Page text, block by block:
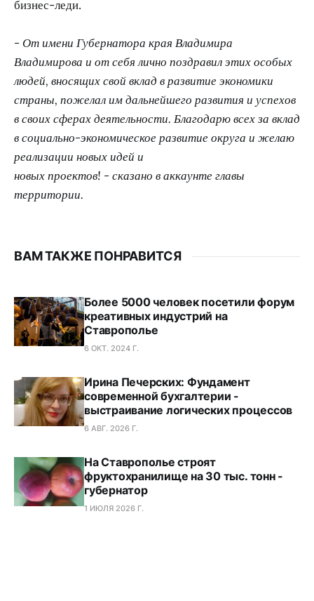
бизнес-леди.
- От имени Губернатора края Владимира
Владимирова и от себя лично поздравил этих особых
людей, вносящих свой вклад в развитие экономики
страны, пожелал им дальнейшего развития и успехов
в своих сферах деятельности. Благодарю всех за вклад
в социально-экономическое развитие округа и желаю
реализации новых идей и
новых проектов! - сказано в аккаунте главы
территории.
ВАМ ТАКЖЕ ПОНРАВИТСЯ
Более 5000 человек посетили форум
креативных индустрий на
Ставрополье
6 ОКТ. 2024 Г.
Ирина Печерских: Фундамент
современной бухгалтерии -
выстраивание логических процессов
6 АВГ. 2026 Г.
На Ставрополье строят
фруктохранилище на 30 тыс. тонн -
губернатор
1 ИЮЛЯ 2026 Г.